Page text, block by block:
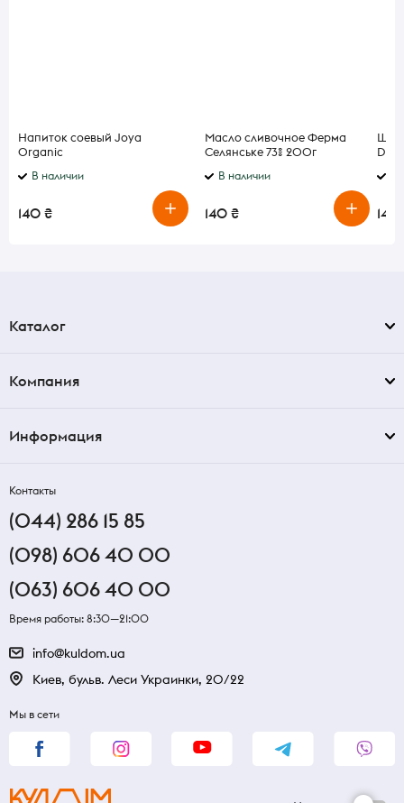
Напиток соевый Joya
Organic
В наличии
140 ₴
Масло сливочное Ферма
Селянське 73% 200г
В наличии
140 ₴ 140
Каталог
Компания
Информация
Контакты
(044) 286 15 85
(098) 606 40 00
(063) 606 40 00
Время работы: 8:30—21:00
info@kuldom.ua
Киев, бульв. Леси Украинки, 20/22
Мы в сети